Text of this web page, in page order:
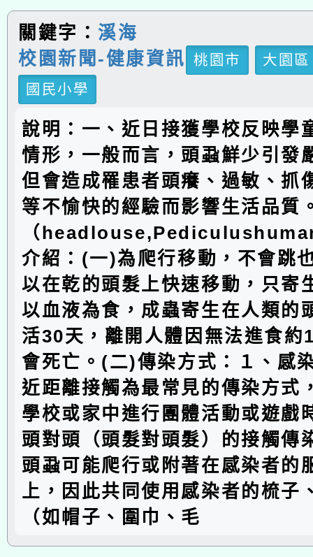
關鍵字： 溪海
校園新聞-健康資訊
桃園市
大園區
國民小學
說明：一、近日接獲學校反映學
情形，一般而言，頭蝨鮮少引發
但會造成罹患者頭癢、過敏、抓
等不愉快的經驗而影響生活品質
（
介紹：(一)為爬行移動，不會跳
以在乾的頭髮上快速移動，只寄
以血液為食，成蟲寄生在人類的
活30天，離開人體因無法進食約
會死亡。(二)傳染方式：１、感
近距離接觸為最常見的傳染方式
學校或家中進行團體活動或遊戲
頭對頭（頭髮對頭髮）的接觸傳
頭蝨可能爬行或附著在感染者的
上，因此共同使用感染者的梳子
（如帽子、圍巾、毛